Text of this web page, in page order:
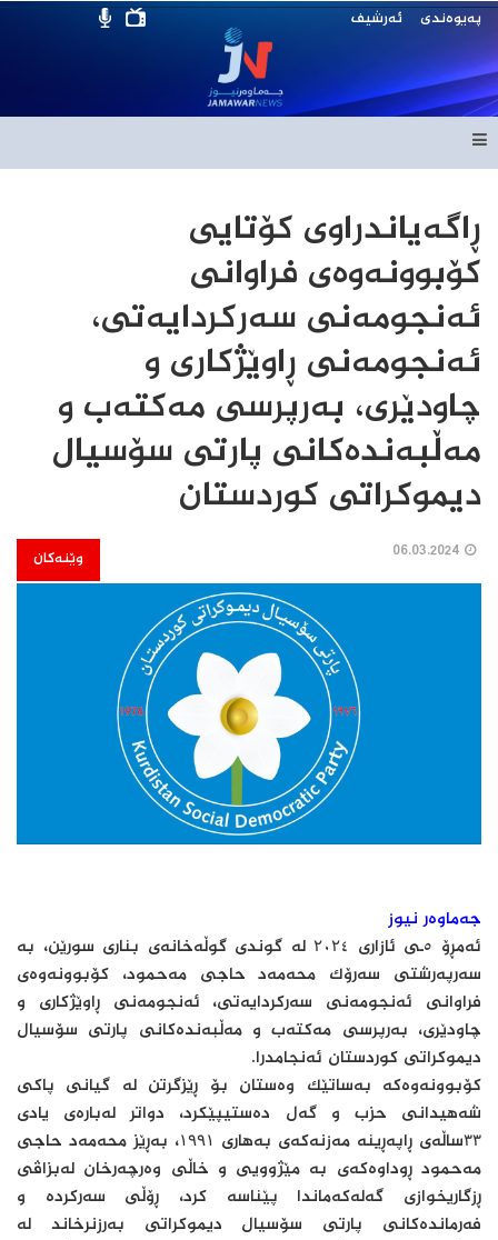
پەیوەندی ئەرشیف
ڕاگەیاندراوی کۆتایی
کۆبوونەوەی فراوانی
ئەنجومەنی سەرکردایەتی،
ئەنجومەنی ڕاوێژکاری و
چاودێری، بەرپرسی مەکتەب و
مەڵبەندەکانی پارتی سۆسیال
دیموکراتی کوردستان
وێنەکان
جەماوەر نیوز
ئەمڕۆ ٥ـی ئازاری ۲٠۲٤ لە گوندی گوڵەخانەی بناری سورێن، بە
سەرپەرشتی سەرۆک محەمەد حاجی مەحمود، کۆبوونەوەی
فراوانی ئەنجومەنی سەرکردایەتی، ئەنجومەنی ڕاوێژکاری و
چاودێری، بەرپرسی مەکتەب و مەڵبەندەکانی پارتی سۆسیال
دیموکراتی کوردستان ئەنجامدرا.
کۆبوونەوەکە بەساتێک وەستان بۆ ڕێزگرتن لە گیانی پاکی
شەهیدانی حزب و گەل دەستیپێکرد، دواتر لەبارەی یادی
۳۳ساڵەی ڕاپەڕینە مەزنەکەی بەهاری ۱۹۹۱، بەڕێز محەمەد حاجی
مەحمود ڕوداوەکەی بە مێژوویی و خاڵی وەرچەرخان لەبزاڤی
ڕزگاریخوازی گەلەکەماندا پێناسە کرد، ڕۆڵی سەرکردە و
فەرماندەکانی پارتی سۆسیال دیموکراتی بەرزنرخاند لە